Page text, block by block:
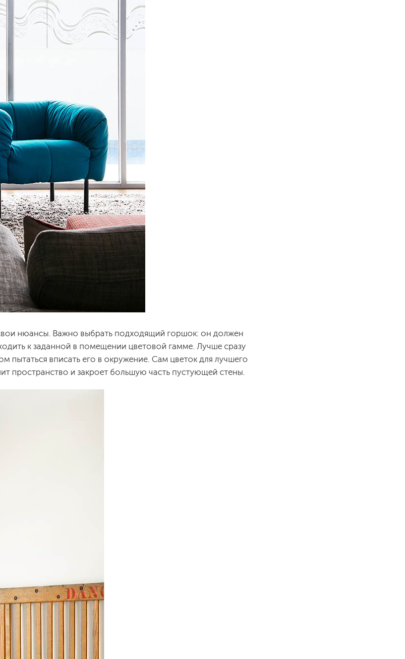
нюансы. Важно выбрать подходящий горшок: он должен
к заданной в помещении цветовой гамме. Лучше сразу
пытаться вписать его в окружение. Сам цветок для лучшего
пространство и закроет большую часть пустующей стены.